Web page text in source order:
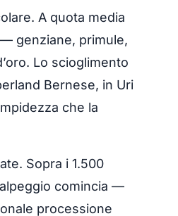
A quota media
genziane, primule,
Lo scioglimento
Bernese, in Uri
che la
Sopra i 1.500
comincia —
processione